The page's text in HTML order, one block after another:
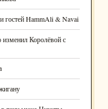
гостей HammAli & Navai
Королёвой с